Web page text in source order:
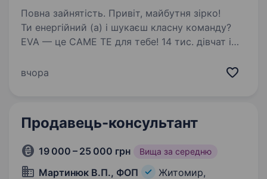
Повна зайнятість. Привіт, майбутня зірко!
Ти енергійний (а) і шукаєш класну команду?
EVA — це САМЕ ТЕ для тебе! 14 тис. дівчат і
Ми шукаємо продавця-касира, що готовий (а)
вчора
Продавець-консультант
19 000 – 25 000 грн Вища за середню
Мартинюк В.П., ФОП
Житомир,